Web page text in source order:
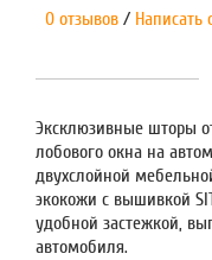
0 отзывов / Написать
Эксклюзивные шторы
лобового окна на
двухслойной
экокожи с вышивкой
удобной застежкой,
автомобиля.